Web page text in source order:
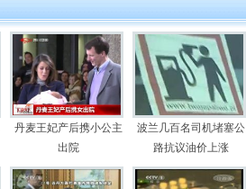
丹麦王妃产后携小公主
出院
波兰几百名司机堵塞公
路抗议油价上涨